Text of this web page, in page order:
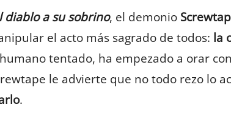
diablo a su sobrino, el demonio
el acto más sagrado de todos: la
tentado, ha empezado a orar
le advierte que no todo rezo lo
.